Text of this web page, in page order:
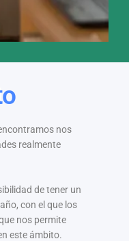
nos
realmente
de tener un
con el que los
nos permite
este ámbito.